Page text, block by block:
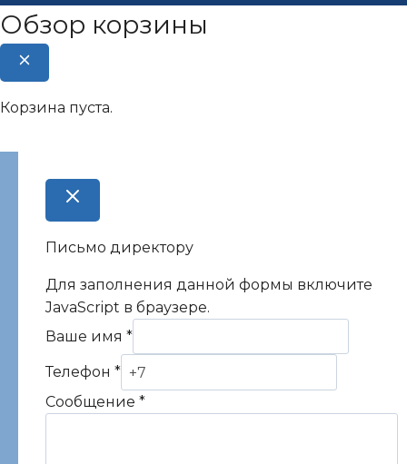
Обзор корзины
Корзина пуста.
Письмо директору
Для заполнения данной формы включите
JavaScript в браузере.
Ваше имя *
Телефон *
Сообщение *